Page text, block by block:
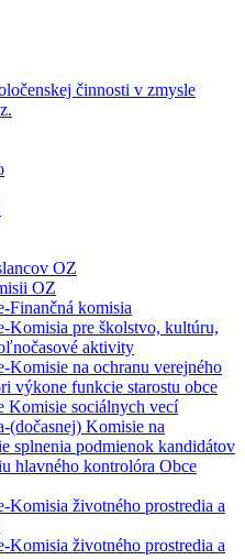
činnosti v zmysle
OZ
OZ
Finančná komisia
Komisia pre školstvo, kultúru,
aktivity
Komisie na ochranu verejného
výkone funkcie starostu obce
Komisie sociálnych vecí
(dočasnej) Komisie na
splnenia podmienok kandidátov
hlavného kontrolóra Obce
Komisia životného prostredia a
Komisia životného prostredia a